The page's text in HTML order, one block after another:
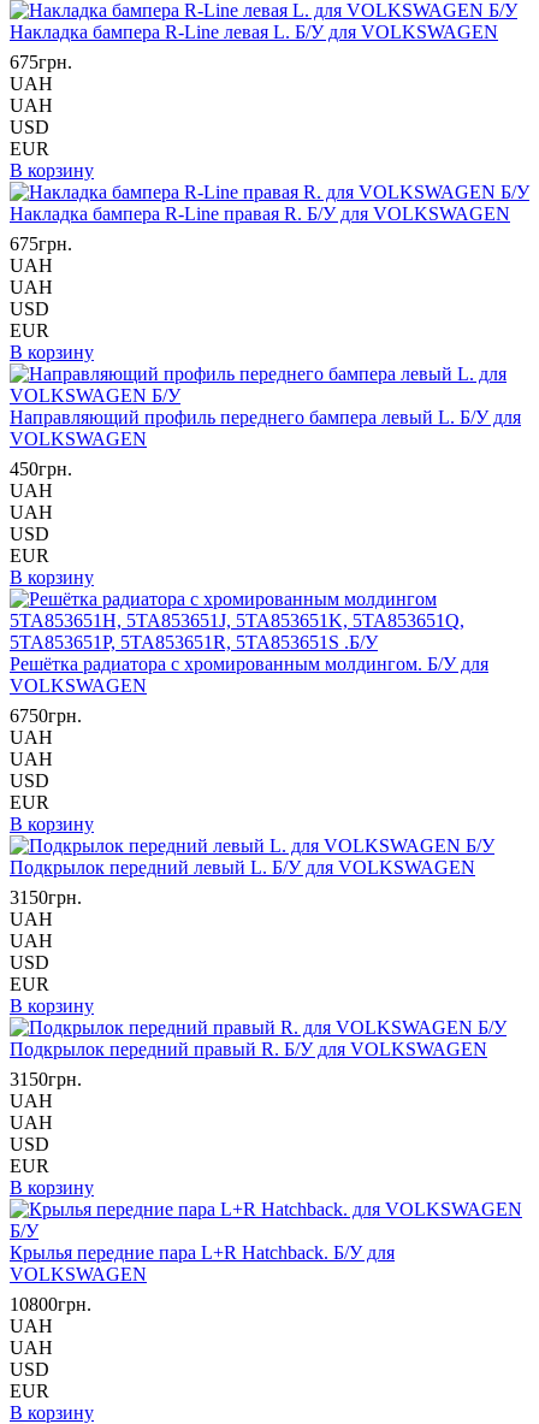
Накладка бампера R-Line левая L. Б/У для VOLKSWAGEN
675грн.
UAH
UAH
USD
EUR
В корзину
Накладка бампера R-Line правая R. Б/У для VOLKSWAGEN
675грн.
UAH
UAH
USD
EUR
В корзину
Направляющий профиль переднего бампера левый L. Б/У для
VOLKSWAGEN
450грн.
UAH
UAH
USD
EUR
В корзину
Решётка радиатора с хромированным молдингом. Б/У для
VOLKSWAGEN
6750грн.
UAH
UAH
USD
EUR
В корзину
Подкрылок передний левый L. Б/У для VOLKSWAGEN
3150грн.
UAH
UAH
USD
EUR
В корзину
Подкрылок передний правый R. Б/У для VOLKSWAGEN
3150грн.
UAH
UAH
USD
EUR
В корзину
Крылья передние пара L+R Hatchback. Б/У для
VOLKSWAGEN
10800грн.
UAH
UAH
USD
EUR
В корзину